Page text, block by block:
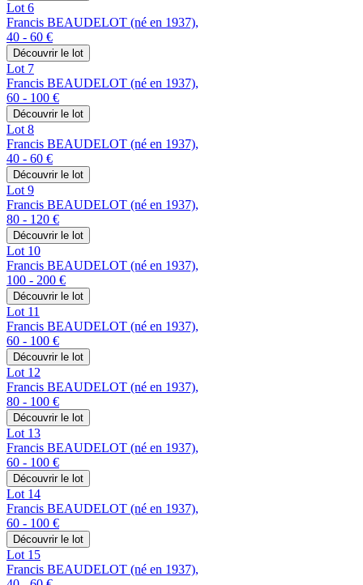
Lot 6
Francis BEAUDELOT (né en 1937),
40 - 60 €
Découvrir le lot
Lot 7
Francis BEAUDELOT (né en 1937),
60 - 100 €
Découvrir le lot
Lot 8
Francis BEAUDELOT (né en 1937),
40 - 60 €
Découvrir le lot
Lot 9
Francis BEAUDELOT (né en 1937),
80 - 120 €
Découvrir le lot
Lot 10
Francis BEAUDELOT (né en 1937),
100 - 200 €
Découvrir le lot
Lot 11
Francis BEAUDELOT (né en 1937),
60 - 100 €
Découvrir le lot
Lot 12
Francis BEAUDELOT (né en 1937),
80 - 100 €
Découvrir le lot
Lot 13
Francis BEAUDELOT (né en 1937),
60 - 100 €
Découvrir le lot
Lot 14
Francis BEAUDELOT (né en 1937),
60 - 100 €
Découvrir le lot
Lot 15
Francis BEAUDELOT (né en 1937),